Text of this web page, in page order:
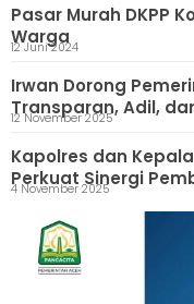
Pasar Murah DKPP
Warga
12 Juni 2024
Irwan Dorong
Transparan, Adil,
12 November 2025
Kapolres dan
Perkuat Sinergi
4 November 2025